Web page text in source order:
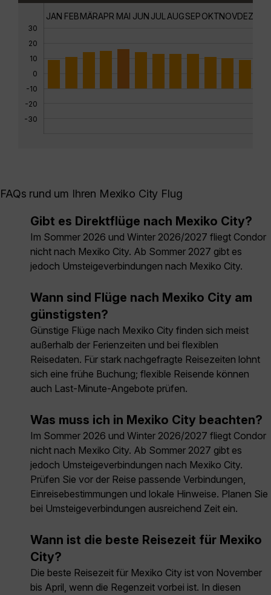
30
20
10
0
-10
-20
-30
JAN FEBMÄRAPR MAI JUN JUL AUGSEPOKTNOVDEZ
FAQs rund um Ihren Mexiko City Flug
Gibt es Direktflüge nach Mexiko City?
Im Sommer 2026 und Winter 2026/2027 fliegt Condor
nicht nach Mexiko City. Ab Sommer 2027 gibt es
jedoch Umsteigeverbindungen nach Mexiko City.
Wann sind Flüge nach Mexiko City am
günstigsten?
Günstige Flüge nach Mexiko City finden sich meist
außerhalb der Ferienzeiten und bei flexiblen
Reisedaten. Für stark nachgefragte Reisezeiten lohnt
sich eine frühe Buchung; flexible Reisende können
auch Last-Minute-Angebote prüfen.
Was muss ich in Mexiko City beachten?
Im Sommer 2026 und Winter 2026/2027 fliegt Condor
nicht nach Mexiko City. Ab Sommer 2027 gibt es
jedoch Umsteigeverbindungen nach Mexiko City.
Prüfen Sie vor der Reise passende Verbindungen,
Einreisebestimmungen und lokale Hinweise. Planen Sie
bei Umsteigeverbindungen ausreichend Zeit ein.
Wann ist die beste Reisezeit für Mexiko
City?
Die beste Reisezeit für Mexiko City ist von November
bis April, wenn die Regenzeit vorbei ist. In diesen